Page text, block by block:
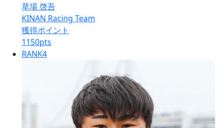
草場 啓吾
KINAN Racing Team
獲得ポイント
1150pts
RANK4